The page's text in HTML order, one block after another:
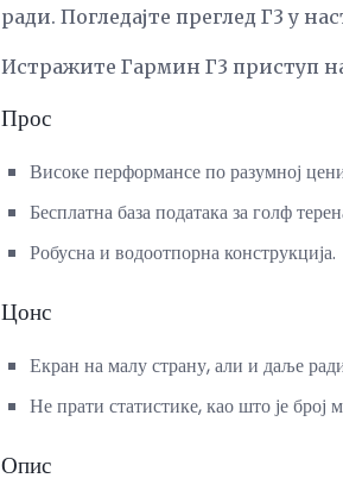
ради. Погледајте преглед Г3 у
Истражите Гармин Г3 приступ
Прос
Високе перформансе по разумној
Бесплатна база података за голф
Робусна и водоотпорна конструкција.
Цонс
Екран на малу страну, али и даље
Не прати статистике, као што је број
Опис